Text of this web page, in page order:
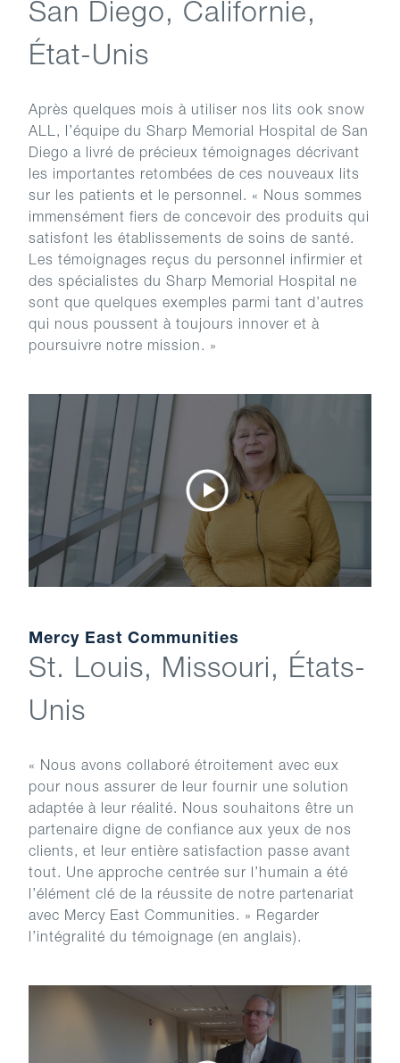
San Diego, Californie,
État-Unis
Après quelques mois à utiliser nos lits ook snow
ALL, l’équipe du Sharp Memorial Hospital de San
Diego a livré de précieux témoignages décrivant
les importantes retombées de ces nouveaux lits
sur les patients et le personnel. « Nous sommes
immensément fiers de concevoir des produits qui
satisfont les établissements de soins de santé.
Les témoignages reçus du personnel infirmier et
des spécialistes du Sharp Memorial Hospital ne
sont que quelques exemples parmi tant d’autres
qui nous poussent à toujours innover et à
poursuivre notre mission. »
Mercy East Communities
St. Louis, Missouri, États-
Unis
« Nous avons collaboré étroitement avec eux
pour nous assurer de leur fournir une solution
adaptée à leur réalité. Nous souhaitons être un
partenaire digne de confiance aux yeux de nos
clients, et leur entière satisfaction passe avant
tout. Une approche centrée sur l’humain a été
l’élément clé de la réussite de notre partenariat
avec Mercy East Communities. » Regarder
l’intégralité du témoignage (en anglais).